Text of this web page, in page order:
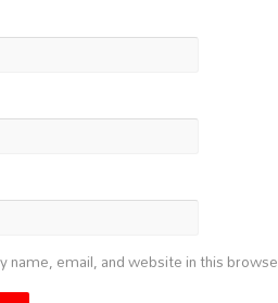
name, email, and website in this